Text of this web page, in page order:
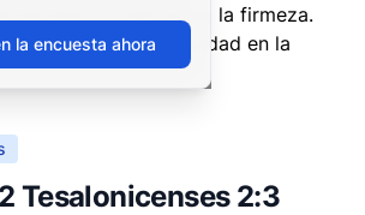
la encuesta ahora
y alentando la firmeza.
problema de la ociosidad en la
Tesalonicenses 2:3